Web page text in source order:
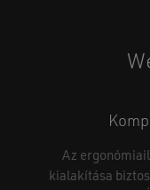
Az
kialakítása